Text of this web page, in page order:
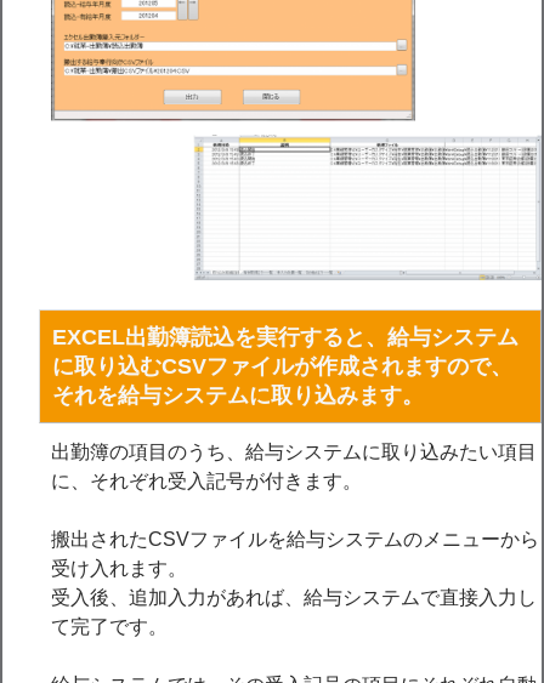
EXCEL出勤簿読込を実行すると、給与システム
に取り込むCSVファイルが作成されますので、
それを給与システムに取り込みます。
出勤簿の項目のうち、給与システムに取り込みたい項目
に、それぞれ受入記号が付きます。
搬出されたCSVファイルを給与システムのメニューから
受け入れます。
受入後、追加入力があれば、給与システムで直接入力し
て完了です。